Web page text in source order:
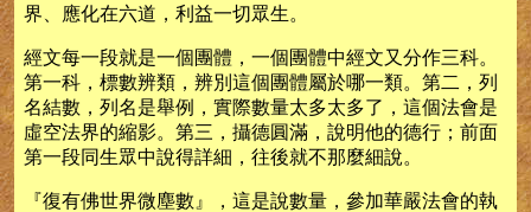
界、應化在六道，利益一切眾生。
經文每一段就是一個團體，一個團體中經文又分作三科。
第一科，標數辨類，辨別這個團體屬於哪一類。第二，列
名結數，列名是舉例，實際數量太多太多了，這個法會是
虛空法界的縮影。第三，攝德圓滿，說明他的德行；前面
第一段同生眾中說得詳細，往後就不那麼細說。
『復有佛世界微塵數』，這是說數量，參加華嚴法會的執